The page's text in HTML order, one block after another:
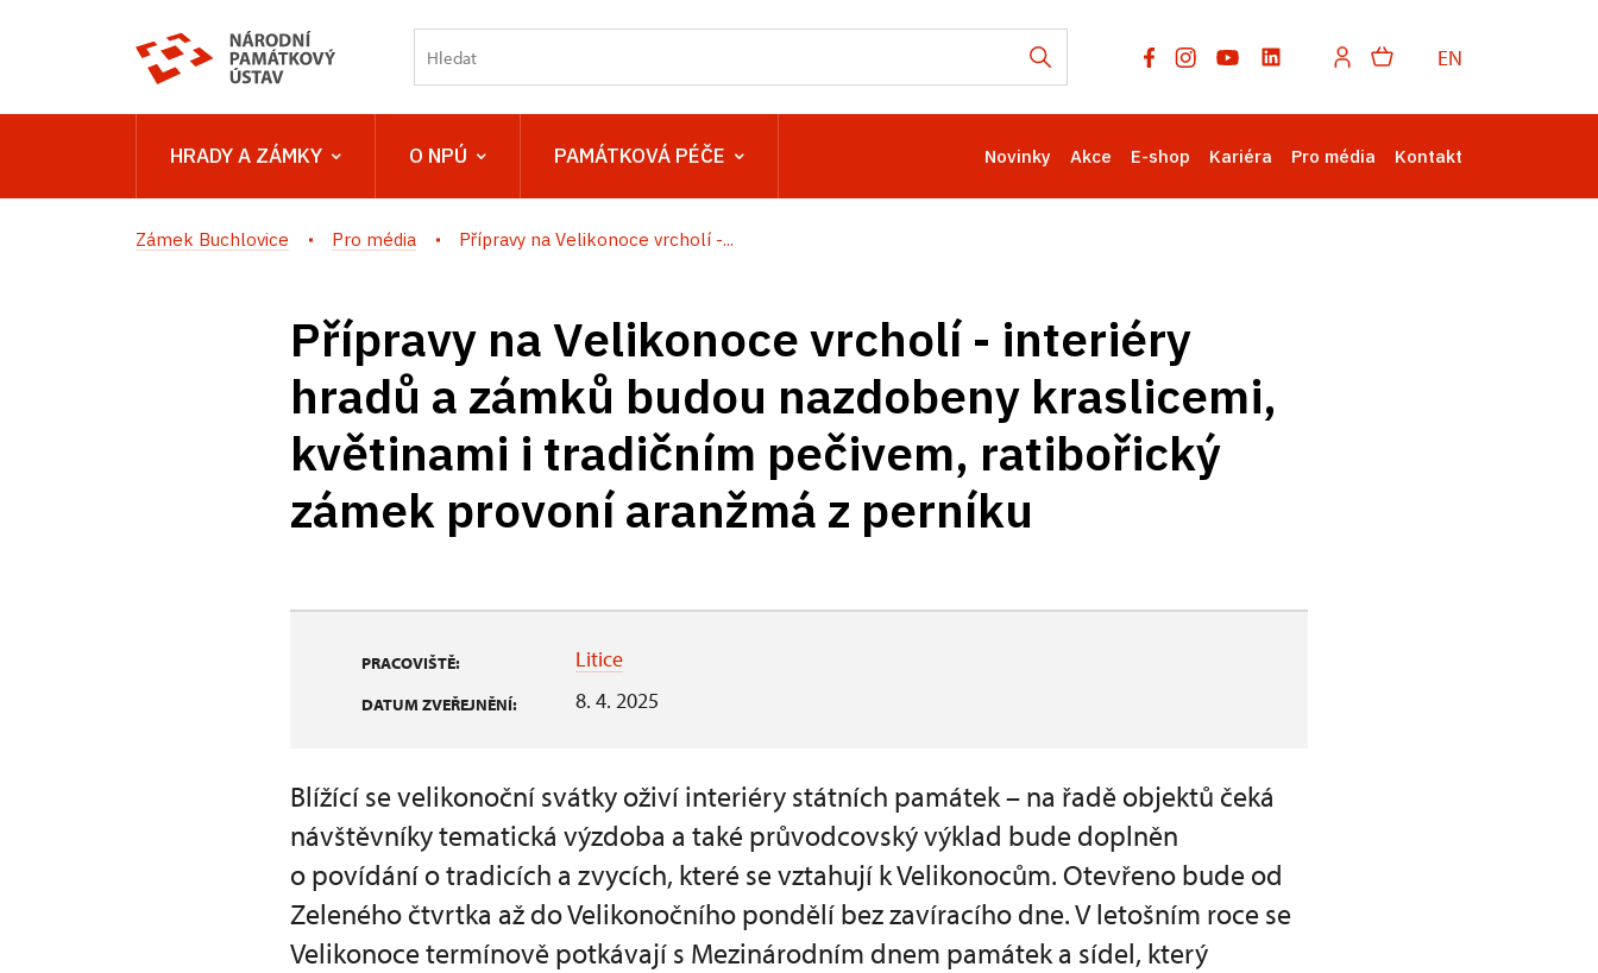
EN
HRADY A ZÁMKY O NPÚ PAMÁTKOVÁ PÉČE Novinky Akce E-shop Kariéra Pro média Kontakt
Zámek Buchlovice Pro média Přípravy na Velikonoce vrcholí -...
Přípravy na Velikonoce vrcholí - interiéry
hradů a zámků budou nazdobeny kraslicemi,
květinami i tradičním pečivem, ratibořický
zámek provoní aranžmá z perníku
PRACOVIŠTĚ: Litice
DATUM ZVEŘEJNĚNÍ: 8. 4. 2025
Blížící se velikonoční svátky oživí interiéry státních památek – na řadě objektů čeká
návštěvníky tematická výzdoba a také průvodcovský výklad bude doplněn
o povídání o tradicích a zvycích, které se vztahují k Velikonocům. Otevřeno bude od
Zeleného čtvrtka až do Velikonočního pondělí bez zavíracího dne. V letošním roce se
Velikonoce termínově potkávají s Mezinárodním dnem památek a sídel, který